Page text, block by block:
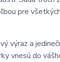
pre
výraz a
vnesú do